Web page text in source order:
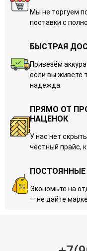
Мы не торгуем
поставки с
БЫСТРАЯ
Привезём
если вы живёте
надежда.
ПРЯМО ОТ
НАЦЕНОК
У нас нет
честный прайс,
Экономьте на
— не дайте